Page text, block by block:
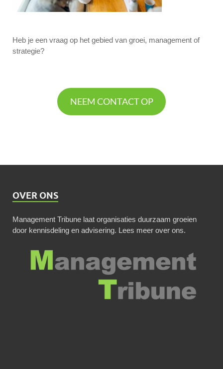
Heb je een vraag op het gebied van groei, management of
strategie?
NEEM CONTACT OP
OVER ONS
Management Tribune laat organisaties duurzaam groeien
door kennisdeling en advisering. Lees meer over ons.